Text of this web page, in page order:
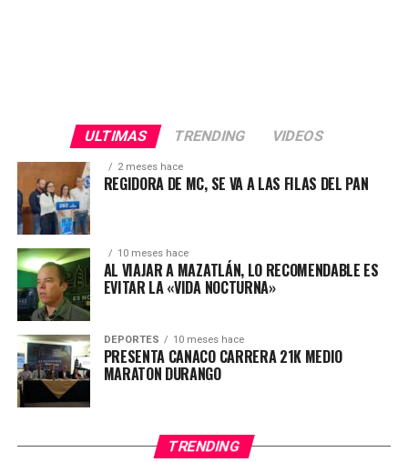
ULTIMAS TRENDING VIDEOS
2 meses hace
REGIDORA DE MC, SE VA A LAS FILAS DEL PAN
10 meses hace
AL VIAJAR A MAZATLÁN, LO RECOMENDABLE ES
EVITAR LA «VIDA NOCTURNA»
DEPORTES 10 meses hace
PRESENTA CANACO CARRERA 21K MEDIO
MARATON DURANGO
TRENDING